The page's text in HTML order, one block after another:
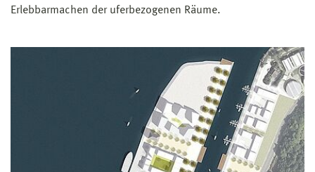
Erlebbarmachen der uferbezogenen Räume.